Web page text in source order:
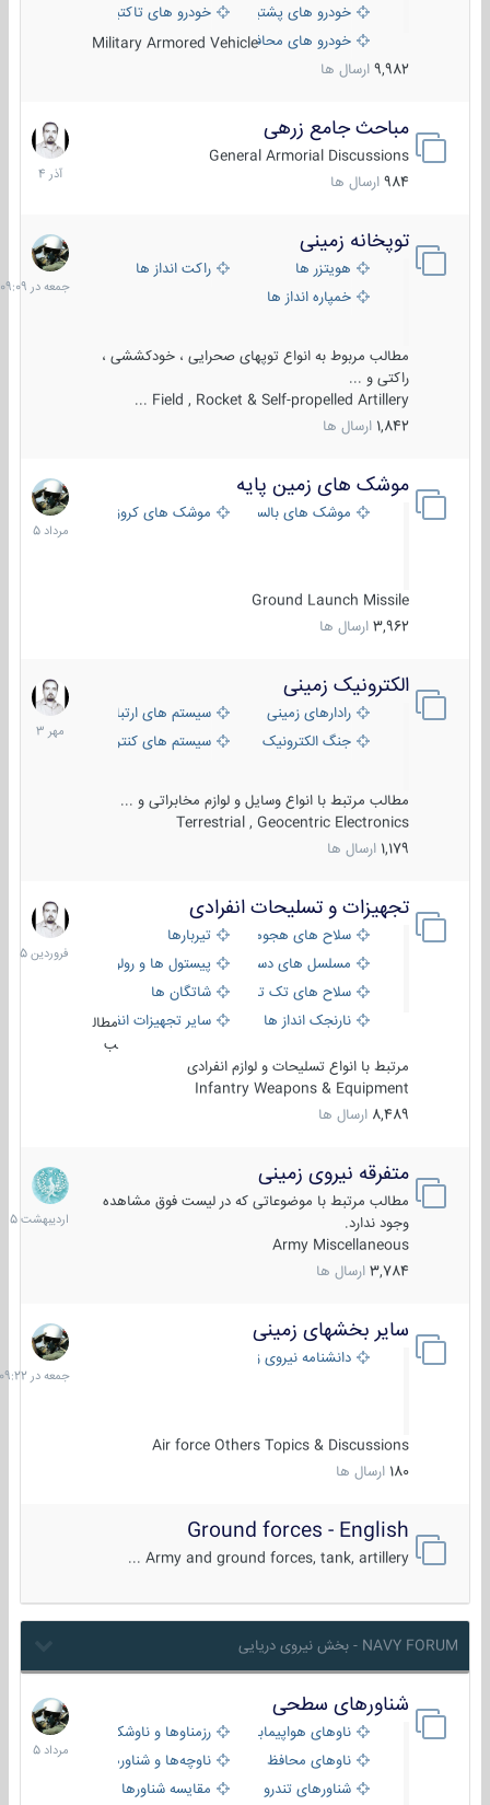
خودرو های پشتیبانی آتش ، شناسایی و ضد تانک
خودرو های تاکتیکی نظامی
خودرو های محافظت شدهMilitary Armored Vehicle
9,982 ارسال ها
مباحث جامع زرهی
General Armorial Discussions
984 ارسال ها
7
آذر
1404
توپخانه زمینی
هویتزر ها
راکت انداز ها
خمپاره انداز ها
مطالب مربوط به انواع توپهای صحرایی ، خودکششی ،
راکتی و ...
Field , Rocket & Self-propelled Artillery ...
1,842 ارسال ها
جمعه
در
09:09
موشک های زمین پایه
موشک های بالستیک موشک های کروز
Ground Launch Missile
3,962 ارسال ها
2
مرداد
1405
الکترونیک زمینی
رادارهای زمینی
سیستم های ارتباطی و جمع آوری
جنگ الکترونیک
سیستم های کنترل آتش و تجهیزات
مطالب مرتبط با انواع وسایل و لوازم مخابراتی و ...
Terrestrial , Geocentric Electronics
1,179 ارسال ها
1
مهر
1403
تجهیزات و تسلیحات انفرادی
سلاح های هجومی
تیربارها
مسلسل های دستی
پیستول ها و رولورها
سلاح های تک تیر اندازیشاتگان ها
نارنجک انداز ها
سایر تجهیزات انفرادی
مطال
ب
مرتبط با انواع تسلیحات و لوازم انفرادی
Infantry Weapons & Equipment
8,489 ارسال ها
17
فروردین
1405
متفرقه نیروی زمینی
مطالب مرتبط با موضوعاتی که در لیست فوق مشاهده
وجود ندارد.
Army Miscellaneous
3,784 ارسال ها
27
1405
سایر بخشهای زمینی
دانشنامه نیروی زمینی
Air force Others Topics & Discussions
180 ارسال ها
جمعه
در
09:22
Ground forces - English
Army and ground forces, tank, artillery ...
NAVY FORUM - بخش نیروی دریایی
شناورهای سطحی
ناوهای هواپیمابر و بالگرد بررزمناوها و ناوشکن‌ها
ناوهای محافظ
ناوچه‌ها و شناورهای گشتی
شناورهای تندرو
مقایسه شناورها
2
مرداد
1405